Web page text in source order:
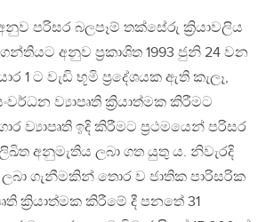
පරිසර බලපෑම් තක්සේරු ක්‍රියාවලිය
අනුව ප්‍රකාශිත 1993 ජුනි 24 වන
1 ට වැඩි භූමි ප්‍රදේශයක ඇති කැලෑ,
ව්‍යාපෘති ක්‍රියාත්මක කිරීමට
ව්‍යාපෘති ඉදි කිරීමට ප්‍රථමයෙන් පරිසර
අනුමැතිය ලබා ගත යුතු ය. නිවැරදි
ගැනීමකින් තොර ව ජාතික පාරිසරික
ක්‍රියාත්මක කිරීමේ දී පනතේ 31